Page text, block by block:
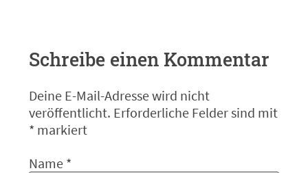
Schreibe einen Kommentar
Deine E-Mail-Adresse wird nicht
veröffentlicht. Erforderliche Felder sind mit
* markiert
Name *